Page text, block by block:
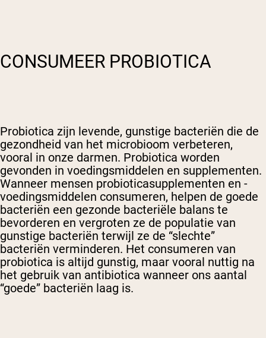
CONSUMEER PROBIOTICA
Probiotica zijn levende, gunstige bacteriën die de
gezondheid van het microbioom verbeteren,
vooral in onze darmen. Probiotica worden
gevonden in voedingsmiddelen en supplementen.
Wanneer mensen probioticasupplementen en -
voedingsmiddelen consumeren, helpen de goede
bacteriën een gezonde bacteriële balans te
bevorderen en vergroten ze de populatie van
gunstige bacteriën terwijl ze de “slechte”
bacteriën verminderen. Het consumeren van
probiotica is altijd gunstig, maar vooral nuttig na
het gebruik van antibiotica wanneer ons aantal
“goede” bacteriën laag is.